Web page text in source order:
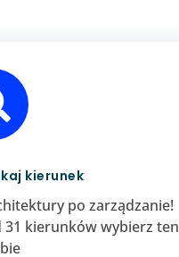
kierunek
po zarządzanie!
31 kierunków wybierz ten